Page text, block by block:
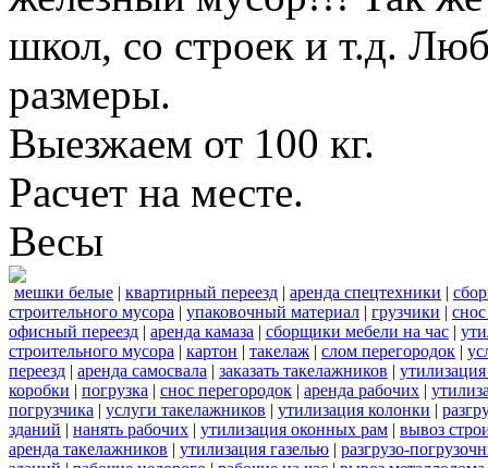
школ, со строек и т.д.
размеры.
Выезжаем от 100 кг.
Расчет на месте.
Весы
мешки белые | квартирный переезд | аренда спецтехники |
строительного мусора | упаковочный материал | грузчики |
офисный переезд | аренда камаза | сборщики мебели на час |
строительного мусора | картон | такелаж | слом перегородок |
переезд | аренда самосвала | заказать такелажников |
коробки | погрузка | снос перегородок | аренда рабочих |
погрузчика | услуги такелажников | утилизация колонки |
зданий | нанять рабочих | утилизация оконных рам | вывоз
аренда такелажников | утилизация газелью | разгрузо-